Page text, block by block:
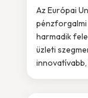
Az Európai
harmadik
üzleti